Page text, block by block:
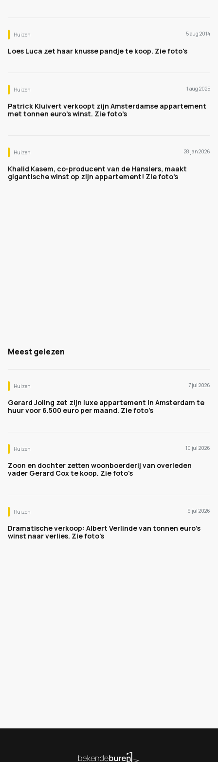
Huizen 5 aug 2014
Loes Luca zet haar knusse pandje te koop. Zie foto's
Huizen 1 aug 2025
Patrick Kluivert verkoopt zijn Amsterdamse appartement
met tonnen euro’s winst. Zie foto’s
Huizen 28 jan 2026
Khalid Kasem, co-producent van de Hanslers, maakt
gigantische winst op zijn appartement! Zie foto's
Meest gelezen
Huizen 7 jul 2026
Gerard Joling zet zijn luxe appartement in Amsterdam te
huur voor 6.500 euro per maand. Zie foto's
Huizen 10 jul 2026
Zoon en dochter zetten woonboerderij van overleden
vader Gerard Cox te koop. Zie foto's
Huizen 9 jul 2026
Dramatische verkoop: Albert Verlinde van tonnen euro's
winst naar verlies. Zie foto's